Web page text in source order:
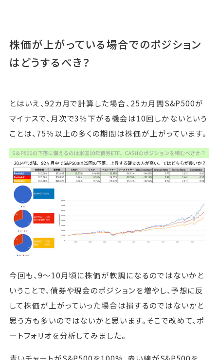
株価が上がっている場合でのポジション
はどうするべき？
とはいえ、92カ月で計算した場合、25カ月間S&P500が
マイナスで、月次で3％下がる機会は10回しかないという
ことは、75％以上の多くの期間は株価が上がっています。
今回も、9～10月頃に株価が軟調になるのではないかと
いうことで、債券や現金のポジションを増やし、予想に反
して株価が上がっていった場合は損するのではないかと
思う方も多いのではないかと思います。そこで改めて、ポ
ートフォリオを分析してみました。